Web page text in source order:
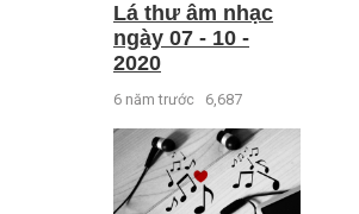
Lá thư âm nhạc
ngày 07 - 10 -
2020
6 năm trước 6,687